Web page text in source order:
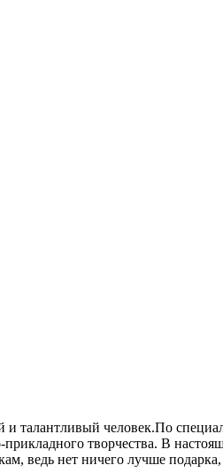
талантливый человек.По
творчества. В
ведь нет ничего лучше